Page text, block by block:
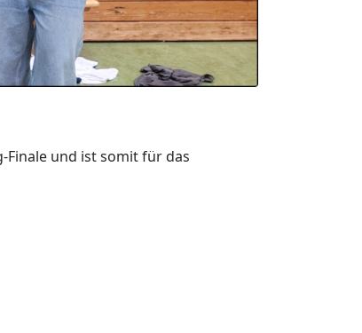
Finale und ist somit für das